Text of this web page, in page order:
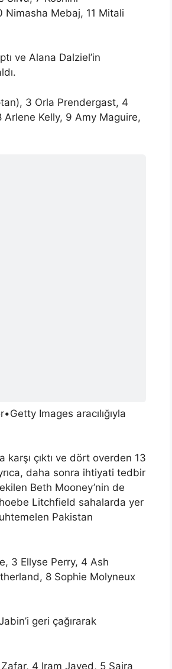
Nimasha Mebaj, 11 Mitali
ve Alana Dalziel’in
3 Orla Prendergast, 4
Kelly, 9 Amy Maguire,
•Getty Images aracılığıyla
karşı çıktı ve dört overden 13
daha sonra ihtiyati tedbir
Beth Mooney’nin de
Litchfield sahalarda yer
Pakistan
3 Ellyse Perry, 4 Ash
8 Sophie Molyneux
geri çağırarak
4 Iram Javed, 5 Saira